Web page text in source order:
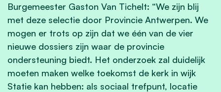
Burgemeester Gaston Van Tichelt: “We zijn blij
met deze selectie door Provincie Antwerpen. We
mogen er trots op zijn dat we één van de vier
nieuwe dossiers zijn waar de provincie
ondersteuning biedt. Het onderzoek zal duidelijk
moeten maken welke toekomst de kerk in wijk
Statie kan hebben: als sociaal trefpunt, locatie